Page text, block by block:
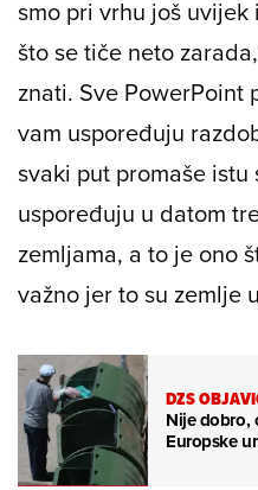
smo pri vrhu još
što se tiče neto
znati. Sve
vam uspoređuju
svaki put promaše
uspoređuju u datom
zemljama, a to je ono
važno jer to su zemlje
DZS
Nije dobro,
Europske